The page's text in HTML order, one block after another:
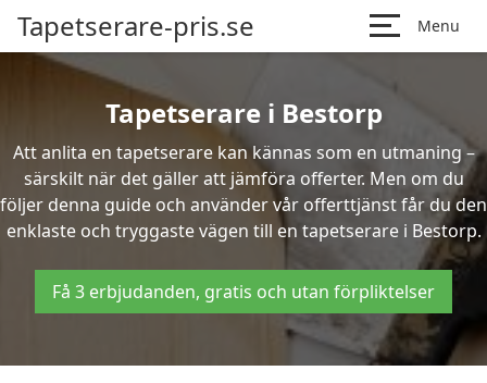
Tapetserare-pris.se Menu
Tapetserare i Bestorp
Att anlita en tapetserare kan kännas som en utmaning –
särskilt när det gäller att jämföra offerter. Men om du
följer denna guide och använder vår offerttjänst får du den
enklaste och tryggaste vägen till en tapetserare i Bestorp.
Få 3 erbjudanden, gratis och utan förpliktelser